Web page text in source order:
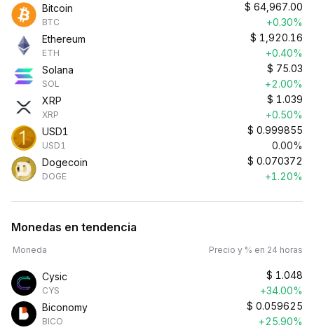
Bitcoin
BTC
$ 64,967.00
+0.30%
Ethereum
ETH
$ 1,920.16
+0.40%
Solana
SOL
$ 75.03
+2.00%
XRP
XRP
$ 1.039
+0.50%
USD1
USD1
$ 0.999855
0.00%
Dogecoin
DOGE
$ 0.070372
+1.20%
Monedas en tendencia
Moneda Precio y % en 24 horas
Cysic
CYS
$ 1.048
+34.00%
Biconomy
BICO
$ 0.059625
+25.90%